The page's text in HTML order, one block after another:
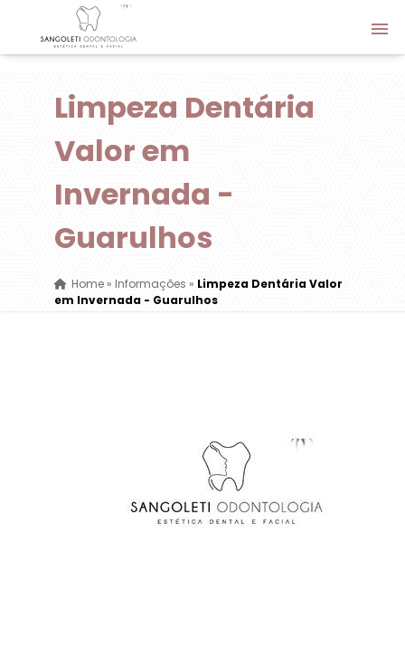
Limpeza Dentária
Valor em
Invernada -
Guarulhos
Home» Informações » Limpeza Dentária Valor
em Invernada - Guarulhos